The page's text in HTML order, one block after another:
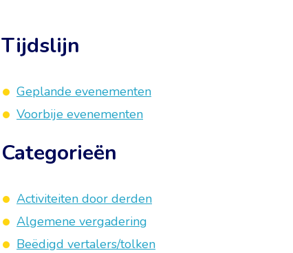
Tijdslijn
Geplande evenementen
Voorbije evenementen
Categorieën
Activiteiten door derden
Algemene vergadering
Beëdigd vertalers/tolken